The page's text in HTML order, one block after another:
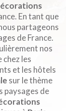
En tant que
partageons
de France.
nos
les
et les hôtels
sur le thème
paysages de